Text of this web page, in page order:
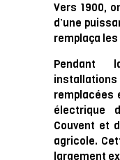
Vers 1900,
d’une
remplaça
Pendant
remplacées
électrique
Couvent et
agricole.
largement